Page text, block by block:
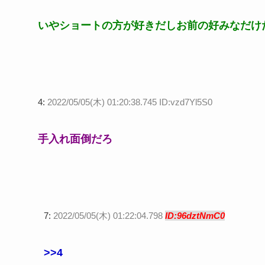
いやショートの方が好きだしお前の好みなだけ
4: 2022/05/05(木) 01:20:38.745 ID:vzd7Yl5S0
手入れ面倒だろ
7: 2022/05/05(木) 01:22:04.798 ID:96dztNmC0
>>4